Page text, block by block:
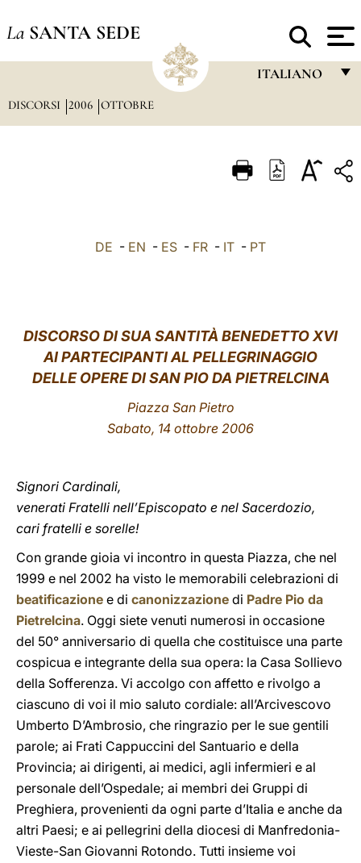
La SANTA SEDE
ITALIANO
ITALIANO
中文
LATINE
DISCORSI 2006 OTTOBRE
DE - EN - ES - FR - IT - PT
DISCORSO DI SUA SANTITÀ BENEDETTO XVI
AI PARTECIPANTI AL PELLEGRINAGGIO
DELLE OPERE DI SAN PIO DA PIETRELCINA
Piazza San Pietro
Sabato, 14 ottobre 2006
Signori Cardinali,
venerati Fratelli nell’Episcopato e nel Sacerdozio,
cari fratelli e sorelle!
Con grande gioia vi incontro in questa Piazza, che nel
1999 e nel 2002 ha visto le memorabili celebrazioni di
beatificazione e di canonizzazione di Padre Pio da
Pietrelcina. Oggi siete venuti numerosi in occasione
del 50° anniversario di quella che costituisce una parte
cospicua e integrante della sua opera: la Casa Sollievo
della Sofferenza. Vi accolgo con affetto e rivolgo a
ciascuno di voi il mio saluto cordiale: all’Arcivescovo
Umberto D’Ambrosio, che ringrazio per le sue gentili
parole; ai Frati Cappuccini del Santuario e della
Provincia; ai dirigenti, ai medici, agli infermieri e al
personale dell’Ospedale; ai membri dei Gruppi di
Preghiera, provenienti da ogni parte d’Italia e anche da
altri Paesi; e ai pellegrini della diocesi di Manfredonia-
Vieste-San Giovanni Rotondo. Tutti insieme voi